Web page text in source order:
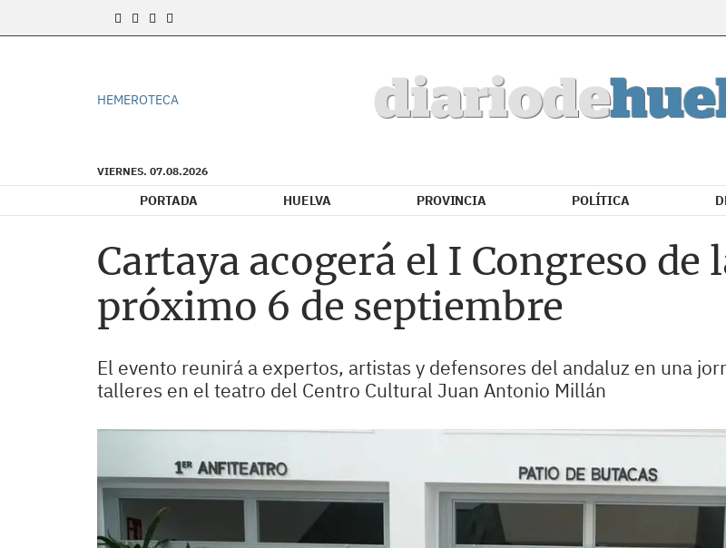
HEMEROTECA
VIERNES. 07.08.2026
PORTADA HUELVA PROVINCIA POLÍTICA
Cartaya acogerá el I Congreso de
próximo 6 de septiembre
El evento reunirá a expertos, artistas y defensores del andaluz en una
talleres en el teatro del Centro Cultural Juan Antonio Millán